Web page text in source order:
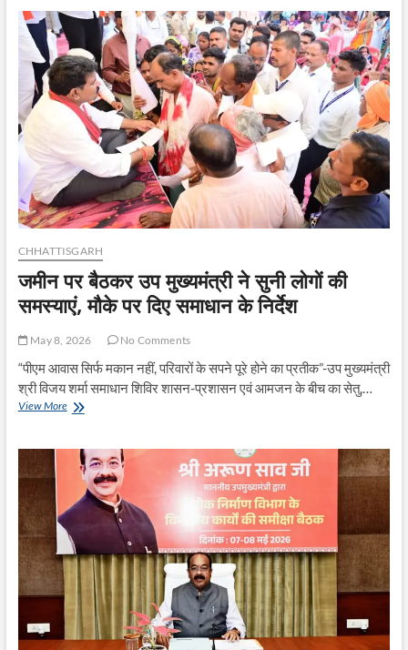
2.06
की
लागत
से
घोटिया
विद्युत
उपकेंद्र
किया
भूमिपूजन
CHHATTISGARH
जमीन पर बैठकर उप मुख्यमंत्री ने सुनी लोगों की
समस्याएं, मौके पर दिए समाधान के निर्देश
May 8, 2026 No Comments
“पीएम आवास सिर्फ मकान नहीं, परिवारों के सपने पूरे होने का प्रतीक”-उप मुख्यमंत्री
श्री विजय शर्मा समाधान शिविर शासन-प्रशासन एवं आमजन के बीच का सेतु,…
View Moreजमीन
मुख्यमंत्री
सुनी
लोगों
की
समस्याएं,
मौके
समाधान